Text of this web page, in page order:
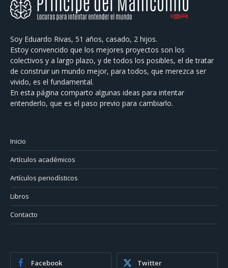
Soy Eduardo Rivas, 51 años, casado, 2 hijos.
Estoy convencido que los mejores proyectos son los
colectivos y a largo plazo, y de todos los posibles, el de tratar
de construir un mundo mejor, para todos, que merezca ser
vivido, es el fundamental.
En esta página comparto algunas ideas para intentar
entenderlo, que es el paso previo para cambiarlo.
Inicio
Artículos académicos
Artículos periodísticos
Libros
Contacto
Facebook Twitter